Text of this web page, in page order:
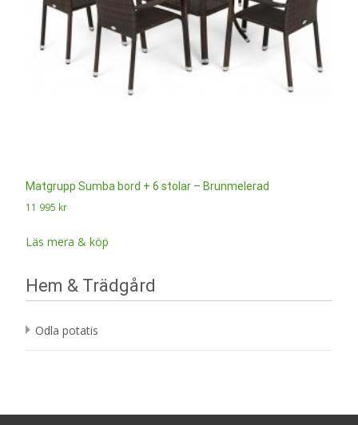
Matgrupp Sumba bord + 6 stolar – Brunmelerad
11 995 kr
Läs mera & köp
Hem & Trädgård
Odla potatis